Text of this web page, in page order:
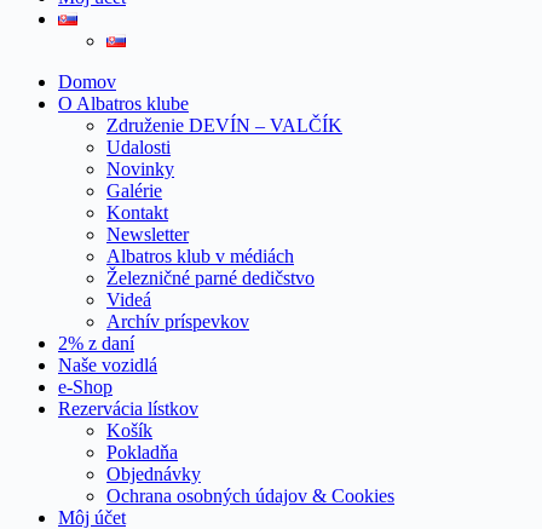
Domov
O Albatros klube
Združenie DEVÍN – VALČÍK
Udalosti
Novinky
Galérie
Kontakt
Newsletter
Albatros klub v médiách
Železničné parné dedičstvo
Videá
Archív príspevkov
2% z daní
Naše vozidlá
e-Shop
Rezervácia lístkov
Košík
Pokladňa
Objednávky
Ochrana osobných údajov & Cookies
Môj účet